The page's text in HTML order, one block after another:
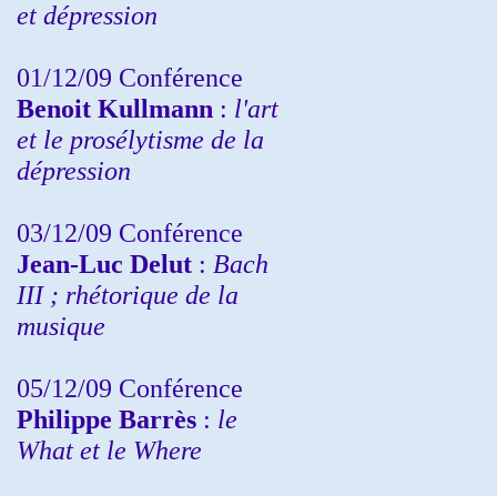
et dépression
01/12/09 Conférence
Benoit Kullmann : l'art
et le prosélytisme de la
dépression
03/12/09 Conférence
Jean-Luc Delut : Bach
III ; rhétorique de la
musique
05/12/09 Conférence
Philippe Barrès : le
What et le Where